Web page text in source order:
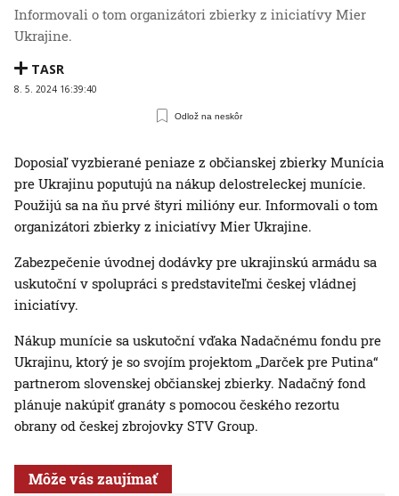
Informovali o tom organizátori zbierky z iniciatívy Mier
Ukrajine.
TASR
8. 5. 2024 16:39:40
Odlož na neskôr
Doposiaľ vyzbierané peniaze z občianskej zbierky Munícia
pre Ukrajinu poputujú na nákup delostreleckej munície.
Použijú sa na ňu prvé štyri milióny eur. Informovali o tom
organizátori zbierky z iniciatívy Mier Ukrajine.
Zabezpečenie úvodnej dodávky pre ukrajinskú armádu sa
uskutoční v spolupráci s predstaviteľmi českej vládnej
iniciatívy.
Nákup munície sa uskutoční vďaka Nadačnému fondu pre
Ukrajinu, ktorý je so svojím projektom „Darček pre Putina“
partnerom slovenskej občianskej zbierky. Nadačný fond
plánuje nakúpiť granáty s pomocou českého rezortu
obrany od českej zbrojovky STV Group.
Môže vás zaujímať